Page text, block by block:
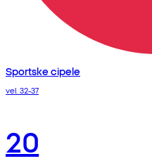
Sportske cipele
vel. 32-37
20